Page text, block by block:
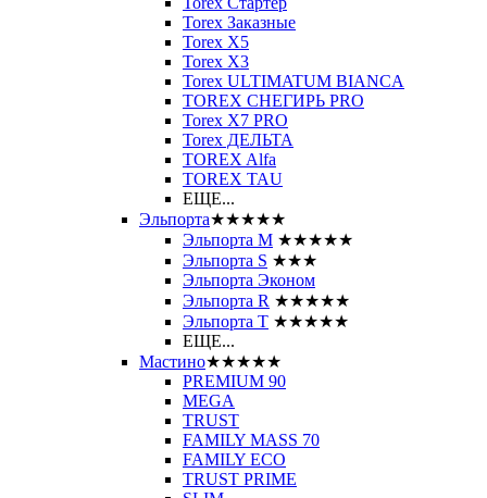
Torex Заказные
Torex Х5
Torex Х3
Torex ULTIMATUM BIANCA
TOREX СНЕГИРЬ PRO
Torex X7 PRO
Torex ДЕЛЬТА
TOREX Alfa
TOREX TAU
ЕЩЕ...
Эльпорта★★★★★
Эльпорта M ★★★★★
Эльпорта S ★★★
Эльпорта Эконом
Эльпорта R ★★★★★
Эльпорта Т ★★★★★
ЕЩЕ...
Мастино★★★★★
PREMIUM 90
MEGA
TRUST
FAMILY MASS 70
FAMILY ECO
TRUST PRIME